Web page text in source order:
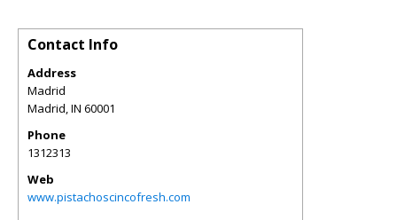
Contact Info
Address
Madrid
Madrid,IN 60001
Phone
1312313
Web
www.pistachoscincofresh.com